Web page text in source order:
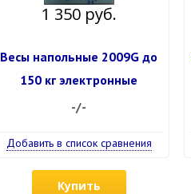
1 350 руб.
Весы напольные 2009G до
150 кг электронные
-/-
Добавить в список сравнения
Купить